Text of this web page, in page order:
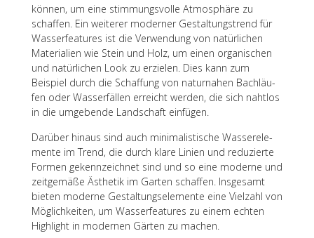
können, um eine stim­mungs­volle Atmo­sphäre zu
schaf­fen. Ein weite­rer moder­ner Gestal­tungs­trend für
Wasser­fea­tures ist die Verwen­dung von natür­li­chen
Mate­ria­lien wie Stein und Holz, um einen orga­ni­schen
und natür­li­chen Look zu erzie­len. Dies kann zum
Beispiel durch die Schaf­fung von natur­na­hen Bach­läu­
fen oder Wasser­fäl­len erreicht werden, die sich naht­los
in die umge­bende Land­schaft einfügen.
Darüber hinaus sind auch mini­ma­lis­ti­sche Wasser­ele­
mente im Trend, die durch klare Linien und redu­zierte
Formen gekenn­zeich­net sind und so eine moderne und
zeit­ge­mäße Ästhe­tik im Garten schaf­fen. Insge­samt
bieten moderne Gestal­tungs­ele­mente eine Viel­zahl von
Möglich­kei­ten, um Wasser­fea­tures zu einem echten
High­light in moder­nen Gärten zu machen.